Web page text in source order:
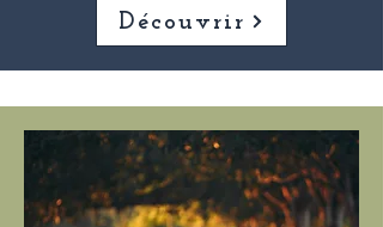
Découvrir